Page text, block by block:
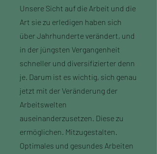
Unsere Sicht auf die Arbeit und die
Art sie zu erledigen haben sich
über Jahrhunderte verändert, und
in der jüngsten Vergangenheit
schneller und diversifizierter denn
je. Darum ist es wichtig, sich genau
jetzt mit der Veränderung der
Arbeitswelten
auseinanderzusetzen. Diese zu
ermöglichen. Mitzugestalten.
Optimales und gesundes Arbeiten